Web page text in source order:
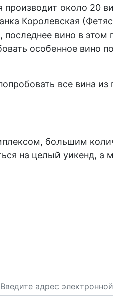
около 20
Королевская
вино в этом
особенное вино
все вина
большим
на целый уикенд,